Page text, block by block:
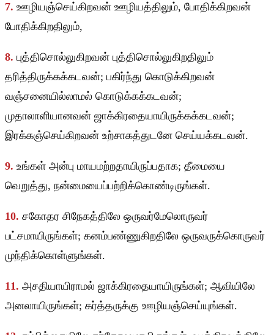
7. ஊழியஞ்செய்கிறவன் ஊழியத்திலும், போதிக்கிறவன்
போதிக்கிறதிலும்,
8. புத்திசொல்லுகிறவன் புத்திசொல்லுகிறதிலும்
தரித்திருக்கக்கடவன்; பகிர்ந்து கொடுக்கிறவன்
வஞ்சனையில்லாமல் கொடுக்கக்கடவன்;
முதாலாளியானவன் ஜாக்கிரதையாயிருக்கக்கடவன்;
இரக்கஞ்செய்கிறவன் உற்சாகத்துடனே செய்யக்கடவன்.
9. உங்கள் அன்பு மாயமற்றதாயிருப்பதாக; தீமையை
வெறுத்து, நன்மையைப்பற்றிக்கொண்டிருங்கள்.
10. சகோதர சிநேகத்திலே ஒருவர்மேலொருவர்
பட்சமாயிருங்கள்; கனம்பண்ணுகிறதிலே ஒருவருக்கொருவர்
முந்திக்கொள்ளுங்கள்.
11. அசதியாயிராமல் ஜாக்கிரதையாயிருங்கள்; ஆவியிலே
அனலாயிருங்கள்; கர்த்தருக்கு ஊழியஞ்செய்யுங்கள்.